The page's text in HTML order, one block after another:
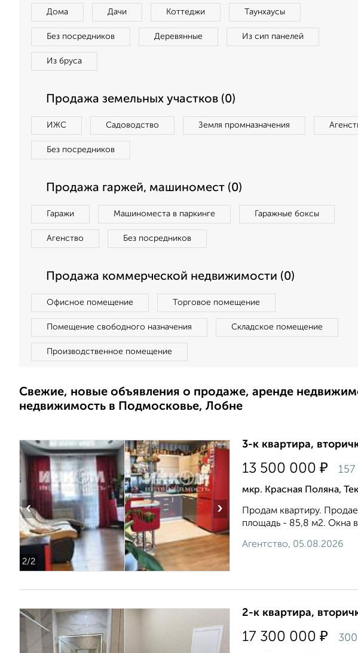
Дома Дачи Коттеджи Таунхаусы
Без посредников Деревянные Из сип панелей
Из бруса
Продажа земельных участков (0)
ИЖС Садоводство Земля промназначения
Без посредников
Продажа гаржей, машиномест (0)
Гаражи Машиноместа в паркинге Гаражные боксы
Агенство Без посредников
Продажа коммерческой недвижимости (0)
Офисное помещение Торговое помещение
Помещение свободного назначения Складское помещение
Производственное помещение
Свежие, новые объявления о продаже, аренде
недвижимость в Подмосковье, Лобне
2/2
‹ ›
3-к квартира,
13 500 000 ₽
мкр. Красная Поляна,
Продам квартиру.
площадь - 85,8 м2. Окна
Агентство, 05.08.2026
2-к квартира,
17 300 000 ₽